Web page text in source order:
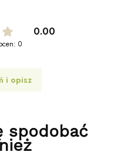
0.00
0
i opisz
spodobać